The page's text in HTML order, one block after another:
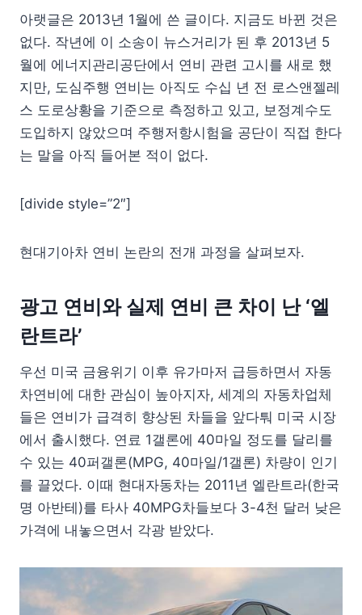
아랫글은 2013년 1월에 쓴 글이다. 지금도 바뀐 것은
없다. 작년에 이 소송이 뉴스거리가 된 후 2013년 5
월에 에너지관리공단에서 연비 관련 고시를 새로 했
지만, 도심주행 연비는 아직도 수십 년 전 로스앤젤레
스 도로상황을 기준으로 측정하고 있고, 보정계수도
도입하지 않았으며 주행저항시험을 공단이 직접 한다
는 말을 아직 들어본 적이 없다.
[divide style=”2″]
현대기아차 연비 논란의 전개 과정을 살펴보자.
광고 연비와 실제 연비 큰 차이 난 ‘엘
란트라’
우선 미국 금융위기 이후 유가마저 급등하면서 자동
차연비에 대한 관심이 높아지자, 세계의 자동차업체
들은 연비가 급격히 향상된 차들을 앞다퉈 미국 시장
에서 출시했다. 연료 1갤론에 40마일 정도를 달리를
수 있는 40퍼갤론(MPG, 40마일/1갤론) 차량이 인기
를 끌었다. 이때 현대자동차는 2011년 엘란트라(한국
명 아반테)를 타사 40MPG차들보다 3-4천 달러 낮은
가격에 내놓으면서 각광 받았다.